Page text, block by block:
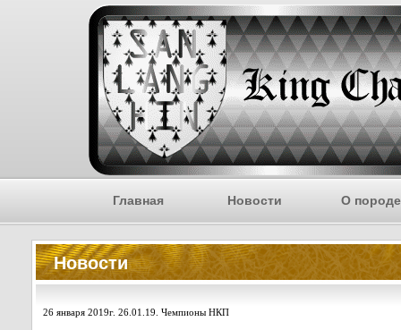
Главная Новости О породе
Новости
26 января 2019г. 26.01.19. Чемпионы НКП